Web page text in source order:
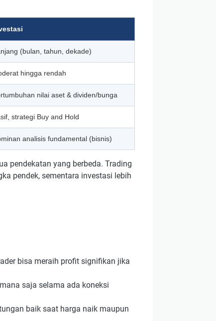
(bulan, tahun, dekade)
hingga rendah
nilai aset & dividen/bunga
strategi Buy and Hold
analisis fundamental (bisnis)
pendekatan yang berbeda. Trading
pendek, sementara investasi lebih
bisa meraih profit signifikan jika
saja selama ada koneksi
baik saat harga naik maupun